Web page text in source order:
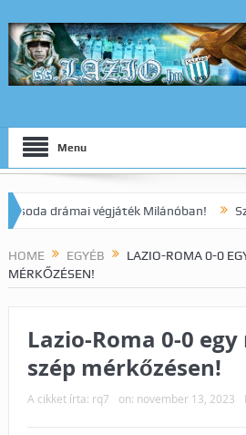
Menu
drámai végjáték Milánóban!
HOME EGYÉB
LAZIO-ROMA 0-0
MÉRKŐZÉSEN!
Lazio-Roma 0-0
szép mérkőzésen!
A cikket írta: rq7 on: november 13, 2023